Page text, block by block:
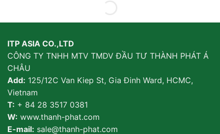
ITP ASIA CO.,LTD
CÔNG TY TNHH MTV TMDV ĐẦU TƯ THÀNH PHÁT Á
CHÂU
Add: 125/12C Van Kiep St, Gia Đinh Ward, HCMC,
Vietnam
T: + 84 28 3517 0381
W: www.thanh-phat.com
E-mail: sale@thanh-phat.com